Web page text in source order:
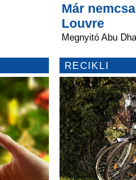
Már
Louvre
Megnyitó Abu
RECIKLI